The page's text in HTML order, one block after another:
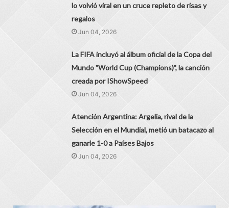
lo volvió viral en un cruce repleto de risas y
regalos
Jun 04, 2026
La FIFA incluyó al álbum oficial de la Copa del
Mundo "World Cup (Champions)", la canción
creada por IShowSpeed
Jun 04, 2026
Atención Argentina: Argelia, rival de la
Selección en el Mundial, metió un batacazo al
ganarle 1-0 a Países Bajos
Jun 04, 2026